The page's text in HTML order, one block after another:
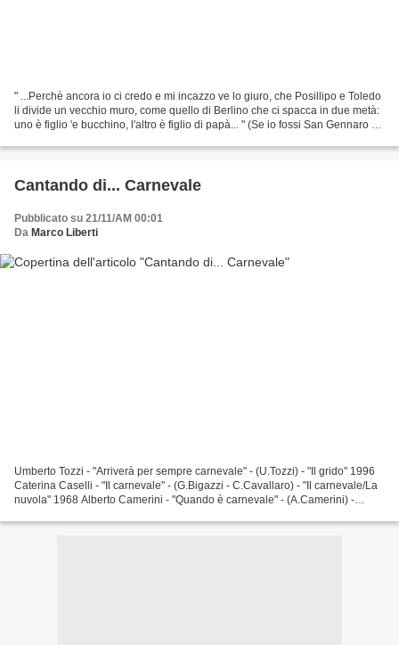
" ...Perchè ancora io ci credo e mi incazzo ve lo giuro, che Posillipo e Toledo
li divide un vecchio muro, come quello di Berlino che ci spacca in due metà:
uno è figlio 'e bucchino, l'altro è figlio di papà... " (Se io fossi San Gennaro -
Cantando di... Carnevale
Pubblicato su 21/11/AM 00:01
Da Marco Liberti
Umberto Tozzi - "Arriverà per sempre carnevale" - (U.Tozzi) - "Il grido" 1996
Caterina Caselli - "Il carnevale" - (G.Bigazzi - C.Cavallaro) - "Il carnevale/La
nuvola" 1968 Alberto Camerini - "Quando è carnevale" - (A.Camerini) -